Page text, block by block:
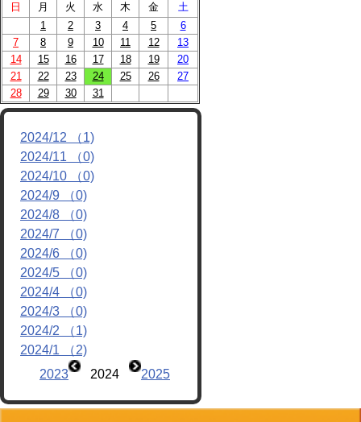
スケジュール
OB紹介/OB会
リンク
日 月 火 水 木 金
土
1
2 3 4 5
6
7
8 9 10 11 12
13
14
15 16 17 18 19
20
21
22 23 24 25 26
27
28
29 30 31
2024/12 （1)
2024/11 （0)
2024/10 （0)
2024/9 （0)
2024/8 （0)
2024/7 （0)
2024/6 （0)
2024/5 （0)
2024/4 （0)
2024/3 （0)
2024/2 （1)
2024/1 （2)
2023
2024 2025